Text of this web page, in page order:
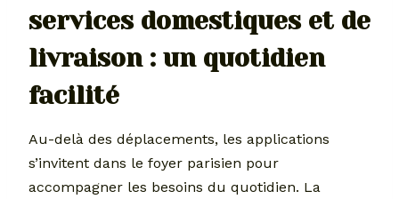
services domestiques et de
livraison : un quotidien
facilité
Au-delà des déplacements, les applications
s’invitent dans le foyer parisien pour
accompagner les besoins du quotidien. La